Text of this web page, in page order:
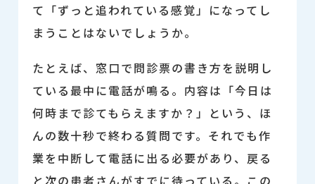
て「ずっと追われている感覚」になってし
まうことはないでしょうか。
たとえば、窓口で問診票の書き方を説明し
ている最中に電話が鳴る。内容は「今日は
何時まで診てもらえますか？」という、ほ
んの数十秒で終わる質問です。それでも作
業を中断して電話に出る必要があり、戻る
と次の患者さんがすでに待っている。この